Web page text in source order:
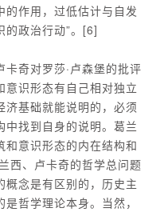
的作用，过低估计与自发
的政治行动”。[6]
奇对罗莎·卢森堡的批评
意识形态有自己相对独立
济基础就能说明的，必须
找到自身的说明。葛兰
意识形态的内在结构和
西、卢卡奇的哲学总问题
概念是有区别的，历史主
哲学理论本身。当然，